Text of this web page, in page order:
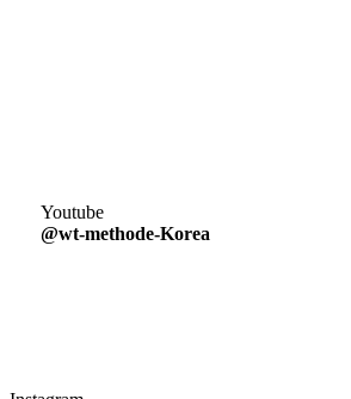
Youtube
@wt-methode-Korea